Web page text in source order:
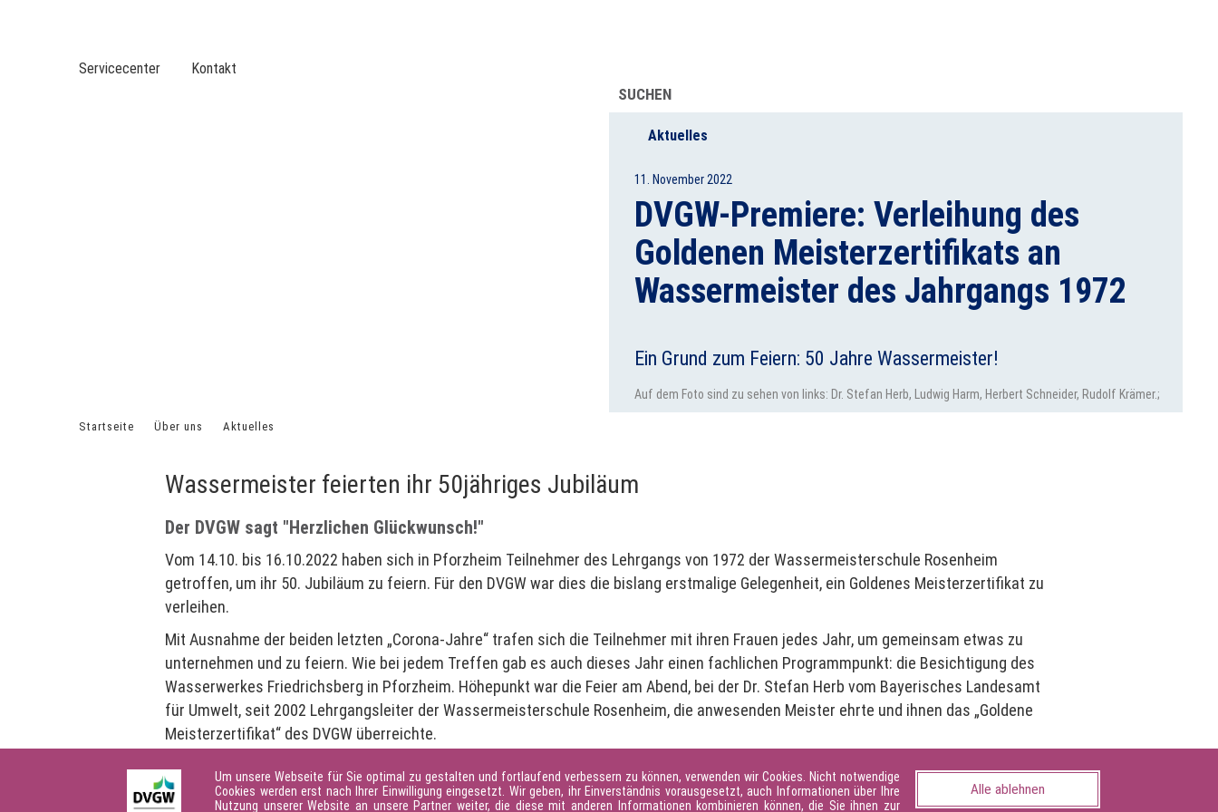
Servicecenter Kontakt
SUCHEN
Aktuelles
11. November 2022
DVGW-Premiere: Verleihung des
Goldenen Meisterzertifikats an
Wassermeister des Jahrgangs 1972
Ein Grund zum Feiern: 50 Jahre Wassermeister!
Auf dem Foto sind zu sehen von links: Dr. Stefan Herb, Ludwig Harm, Herbert Schneider, Rudolf Krämer.;
Startseite Über uns Aktuelles
Wassermeister feierten ihr 50jähriges Jubiläum
Der DVGW sagt "Herzlichen Glückwunsch!"
Vom 14.10. bis 16.10.2022 haben sich in Pforzheim Teilnehmer des Lehrgangs von 1972 der Wassermeisterschule Rosenheim
getroffen, um ihr 50. Jubiläum zu feiern. Für den DVGW war dies die bislang erstmalige Gelegenheit, ein Goldenes Meisterzertifikat zu
verleihen.
Mit Ausnahme der beiden letzten „Corona-Jahre“ trafen sich die Teilnehmer mit ihren Frauen jedes Jahr, um gemeinsam etwas zu
unternehmen und zu feiern. Wie bei jedem Treffen gab es auch dieses Jahr einen fachlichen Programmpunkt: die Besichtigung des
Wasserwerkes Friedrichsberg in Pforzheim. Höhepunkt war die Feier am Abend, bei der Dr. Stefan Herb vom Bayerisches Landesamt
für Umwelt, seit 2002 Lehrgangsleiter der Wassermeisterschule Rosenheim, die anwesenden Meister ehrte und ihnen das „Goldene
Meisterzertifikat“ des DVGW überreichte.
Leider konnten krankheitsbedingt nicht alle noch lebenden Wassermeister an der Feier teilnehmen. Ihnen wurde das Goldene
Zertifikat mit einem Glückwunschschreiben zugesandt.
Um unsere Webseite für Sie optimal zu gestalten und fortlaufend verbessern zu können, verwenden wir Cookies. Nicht notwendige
Cookies werden erst nach Ihrer Einwilligung eingesetzt. Wir geben, ihr Einverständnis vorausgesetzt, auch Informationen über Ihre
Nutzung unserer Website an unsere Partner weiter, die diese mit anderen Informationen kombinieren können, die Sie ihnen zur
Alle ablehnen